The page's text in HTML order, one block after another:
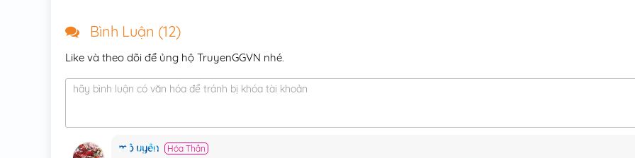
Chương 8
Chương 6
Chương 4
Bình Luận (12)
Like và theo dõi để ủng hộ TruyenGGVN nhé.
hãy bình luận có văn hóa để tránh bị khóa tài khoản
mộ uyển Hóa Thần